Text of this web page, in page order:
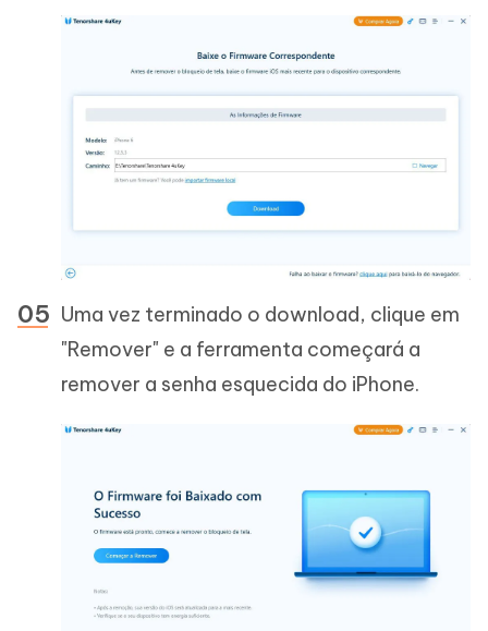
Uma vez terminado o download, clique em
"Remover" e a ferramenta começará a
remover a senha esquecida do iPhone.